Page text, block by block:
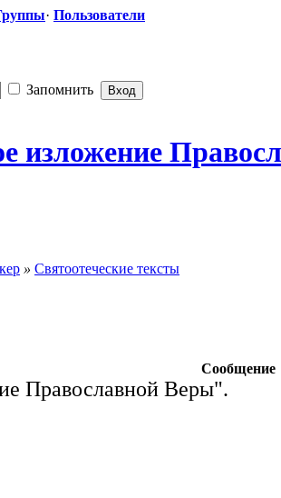
· Пользователи
Запомнить
изложение
» Святоотеческие тексты
Сообщение
Православной Веры".